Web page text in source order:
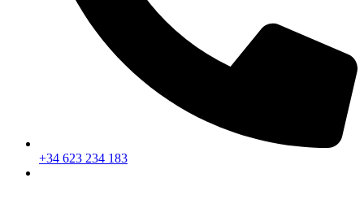
+34 623 234 183